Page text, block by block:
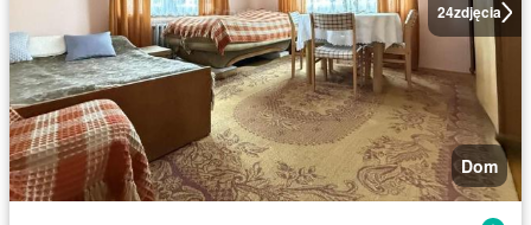
24zdjęcia
Dom